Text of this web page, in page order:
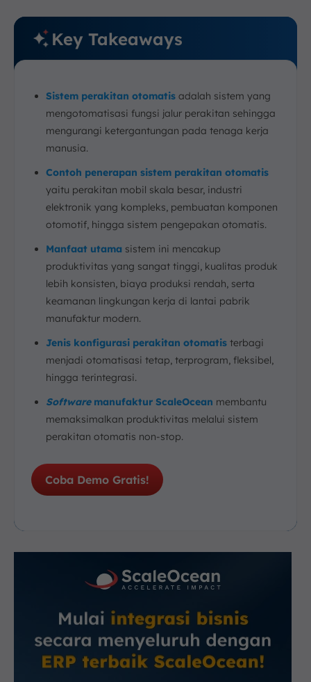
Key Takeaways
Sistem perakitan otomatis adalah sistem yang
mengotomatisasi fungsi jalur perakitan sehingga
mengurangi ketergantungan pada tenaga kerja
manusia.
Contoh penerapan sistem perakitan otomatis
yaitu perakitan mobil skala besar, industri
elektronik yang kompleks, pembuatan komponen
otomotif, hingga sistem pengepakan otomatis.
Manfaat utama sistem ini mencakup
produktivitas yang sangat tinggi, kualitas produk
lebih konsisten, biaya produksi rendah, serta
keamanan lingkungan kerja di lantai pabrik
manufaktur modern.
Jenis konfigurasi perakitan otomatis terbagi
menjadi otomatisasi tetap, terprogram, fleksibel,
hingga terintegrasi.
Softwaremanufaktur ScaleOcean membantu
memaksimalkan produktivitas melalui sistem
perakitan otomatis non-stop.
Coba Demo Gratis!